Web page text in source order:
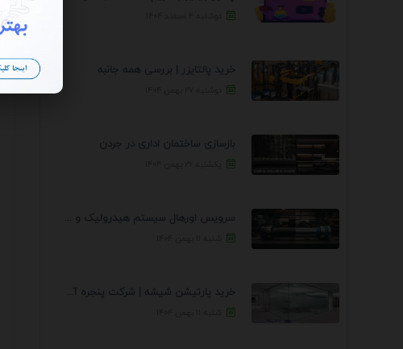
خرید پالتایزر | بررسی همه جانبه
بازسازی ساختمان اداری در جردن
خرید پارتیشن شیشه | شرکت پنجره آسمان